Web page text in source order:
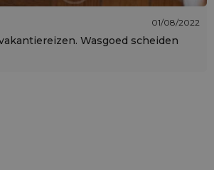
01/08/2022
Wasgoed scheiden